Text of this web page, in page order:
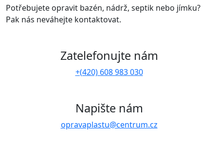
Potřebujete opravit bazén, nádrž, septik nebo jímku?
Pak nás neváhejte kontaktovat.
Zatelefonujte nám
+(420) 608 983 030
Napište nám
opravaplastu@centrum.cz